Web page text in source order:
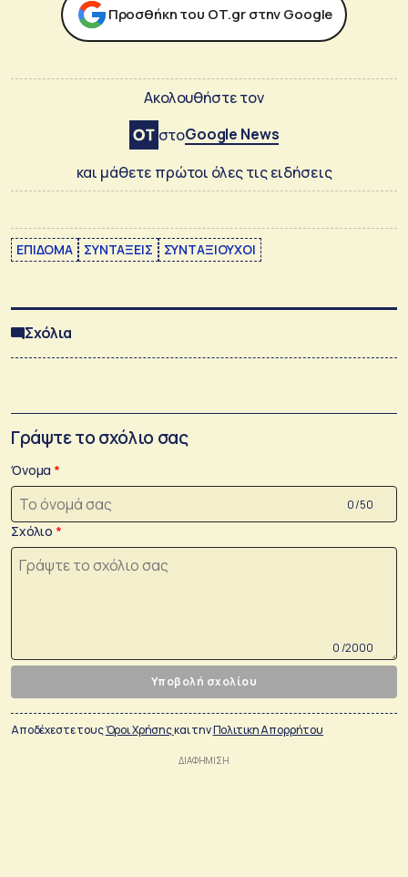
Προσθήκη του ΟΤ.gr στην Google
Ακολουθήστε τον
στοGoogle News
και μάθετε πρώτοι όλες τις ειδήσεις
ΕΠΙΔΟΜΑ ΣΥΝΤΑΞΕΙΣ ΣΥΝΤΑΞΙΟΥΧΟΙ
Σχόλια
Γράψτε το σχόλιο σας
Όνομα
0 /50
Σχόλιο
0 /2000
Υποβολή σχολίου
Αποδέχεστε τουςΌροι Χρήσηςκαι τηνΠολιτικη Απορρήτου